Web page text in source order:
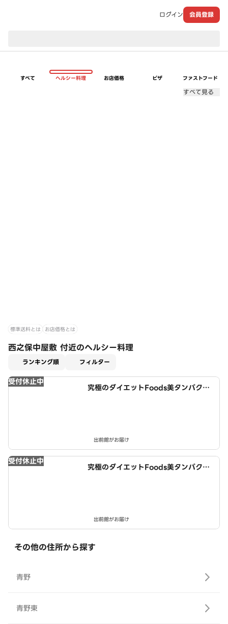
ログイン 会員登録
すべて ヘルシー料理 お店価格 ピザ ファストフード
すべて見る
標準送料とは お店価格とは
西之保中屋敷 付近のヘルシー料理
ランキング順 フィルター
受付休止中
究極のダイエットFoods美タンパクラ
出前館がお届け
受付休止中
究極のダイエットFoods美タンパクラ
出前館がお届け
その他の住所から探す
青野
青野東